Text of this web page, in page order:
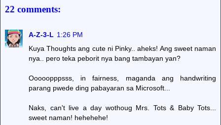
22 comments:
A-Z-3-L 1:26 PM
Kuya Thoughts ang cute ni Pinky.. aheks! Ang sweet naman
nya.. pero teka peborit nya bang tambayan yan?
Ooooopppsss, in fairness, maganda ang handwriting
parang pwede ding pabayaran sa Microsoft...
Naks, can't live a day wothoug Mrs. Tots & Baby Tots...
sweet naman! hehehehe!